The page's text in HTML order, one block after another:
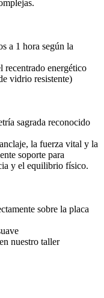
a 1 hora según la
recentrado energético
vidrio resistente)
sagrada reconocido
la fuerza vital y la
soporte para
y el equilibrio físico.
sobre la placa
nuestro taller